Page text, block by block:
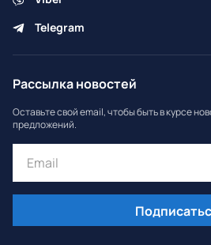
Telegram
Рассылка новостей
Оставьте свой email, чтобы быть в курсе
предложений.